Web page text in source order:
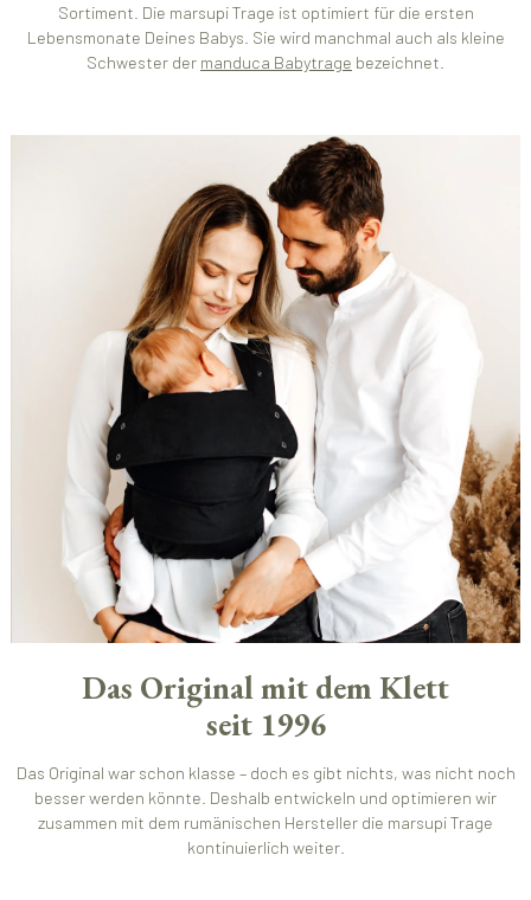
Sortiment. Die marsupi Trage ist optimiert für die ersten
Lebensmonate Deines Babys. Sie wird manchmal auch als kleine
Schwester der manduca Babytrage bezeichnet.
Das Original mit dem Klett
seit 1996
Das Original war schon klasse – doch es gibt nichts, was nicht noch
besser werden könnte. Deshalb entwickeln und optimieren wir
zusammen mit dem rumänischen Hersteller die marsupi Trage
kontinuierlich weiter.